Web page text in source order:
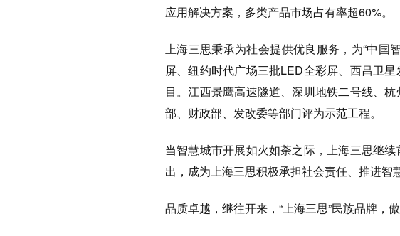
应用解决方案，多类产品市场占有率超60%。
上海三思秉承为社会提供优良服务，为“中国
屏、纽约时代广场三批LED全彩屏、西昌卫
目。江西景鹰高速隧道、深圳地铁二号线、
部、财政部、发改委等部门评为示范工程。
当智慧城市开展如火如荼之际，上海三思继
出，成为上海三思积极承担社会责任、推进智
品质卓越，继往开来，“上海三思”民族品牌，